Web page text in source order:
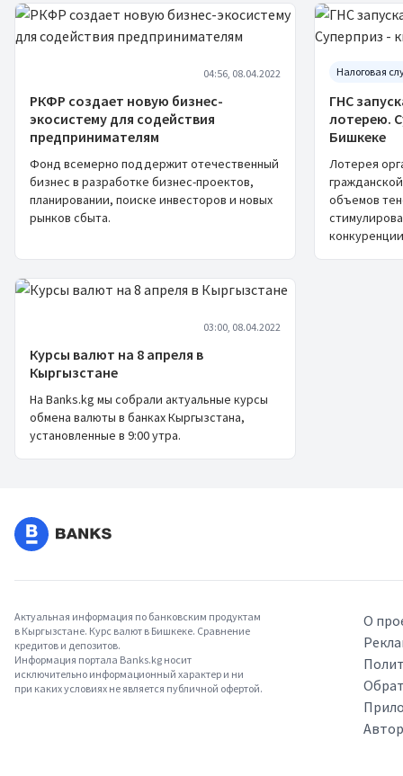
04:56, 08.04.2022
РКФР создает новую бизнес-
экосистему для содействия
предпринимателям
Фонд всемерно поддержит отечественный
бизнес в разработке бизнес-проектов,
планировании, поиске инвесторов и новых
рынков сбыта.
Налоговая
ГНС
лотерею.
Бишкеке
Лотерея
объемов
03:00, 08.04.2022
Курсы валют на 8 апреля в
Кыргызстане
На Banks.kg мы собрали актуальные курсы
обмена валюты в банках Кыргызстана,
установленные в 9:00 утра.
Актуальная информация по банковским продуктам
в Кыргызстане. Курс валют в Бишкеке. Сравнение
кредитов и депозитов.
Информация портала Banks.kg носит
исключительно информационный характер и ни
при каких условиях не является публичной офертой.
О